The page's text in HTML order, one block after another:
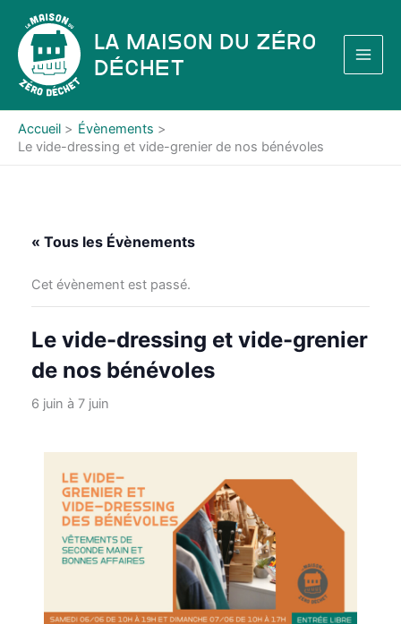
contenu
La Maison du Zéro
Déchet
Accueil
Évènements
Le vide-dressing et vide-grenier de nos bénévoles
« Tous les Évènements
Cet évènement est passé.
Le vide-dressing et vide-grenier
de nos bénévoles
6 juin à 7 juin